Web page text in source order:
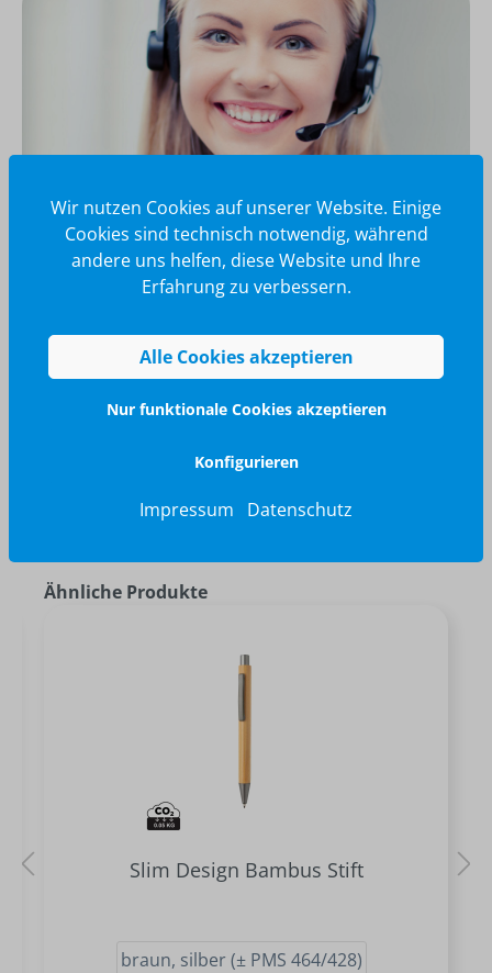
Wir glänzen für Sie
info@brilliant-promotion.com
Jetzt anfragen
Ähnliche Produkte
Slim Design Bambus Stift
braun, silber (± PMS 464/428)
Wir nutzen Cookies auf unserer Website. Einige
Cookies sind technisch notwendig, während
andere uns helfen, diese Website und Ihre
Erfahrung zu verbessern.
Alle Cookies akzeptieren
Nur funktionale Cookies akzeptieren
Konfigurieren
Impressum Datenschutz